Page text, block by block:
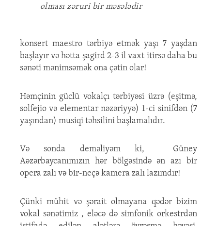
olması zəruri bir məsələdir
konsert maestro tərbiyə etmək yaşı 7 yaşdan
başlayır və hətta şagird 2-3 il vaxt itirsə daha bu
sənəti mənimsəmək ona çətin olar!
Həmçinin güclü vokalçı tərbiyəsi üzrə (eşitmə,
solfejio və elementar nəzəriyyə) 1-ci sinifdən (7
yaşından) musiqi təhsilini başlamalıdır.
Və sonda deməliyəm ki, Güney
Aəzərbaycanımızın hər bölgəsində ən azı bir
opera zalı və bir-neçə kamera zalı lazımdır!
Çünki mühit və şərait olmayana qədər bizim
vokal sənətimiz , eləcə də simfonik orkestrdən